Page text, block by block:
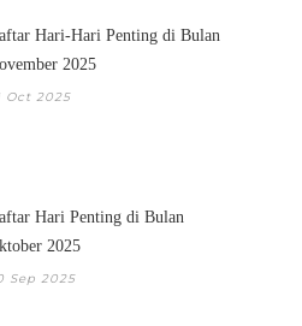
Hari-Hari Penting di Bulan
2025
Oct 2025
Hari Penting di Bulan
2025
Sep 2025